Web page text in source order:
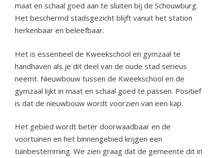
maat en schaal goed aan te sluiten bij de Schouwburg.
Het beschermd stadsgezicht blijft vanuit het station
herkenbaar en beleefbaar.
Het is essentieel de Kweekschool en gymzaal te
handhaven als je dit deel van de oude stad serieus
neemt. Nieuwbouw tussen de Kweekschool en de
gymzaal lijkt in maat en schaal goed te passen. Positief
is dat de nieuwbouw wordt voorzien van een kap.
Het gebied wordt beter doorwaadbaar en de
voortuinen en het binnengebied krijgen een
tuinbestemming. We zien graag dat de gemeente dit in